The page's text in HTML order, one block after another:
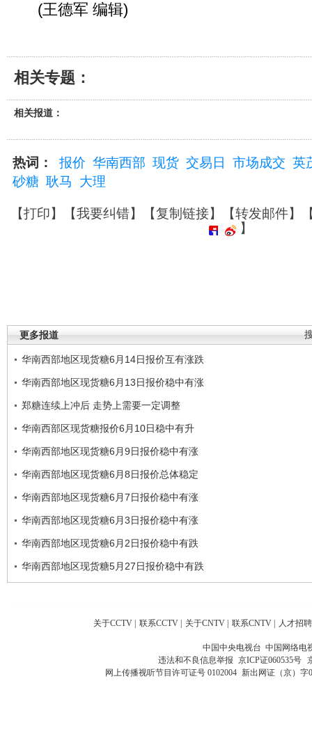
(王德军 编辑)
相关专题：
相关报道：
热词： 报价 华南西部 现货 交易日 市场成交 英
砂糖 耿马 大理
【打印】【我要纠错】【复制链接】【转发邮件】
】
更多报道
华南西部地区现货糖6月14日报价互有涨跌
华南西部地区现货糖6月13日报价稳中有涨
郑糖连续上冲后 走势上需要一定调整
华南西部区现货糖报价6月10日稳中有升
华南西部地区现货糖6月9日报价稳中有涨
华南西部地区现货糖6月8日报价总体稳定
华南西部地区现货糖6月7日报价稳中有涨
华南西部地区现货糖6月3日报价稳中有涨
华南西部地区现货糖6月2日报价稳中有跌
华南西部地区现货糖5月27日报价稳中有跌
关于CCTV | 联系CCTV | 关于CNTV | 联系CNTV | 人才招聘
中国中央电视台 中国网络电
违法和不良信息举报 京ICP证060535号
网上传播视听节目许可证号 0102004 新出网证（京）